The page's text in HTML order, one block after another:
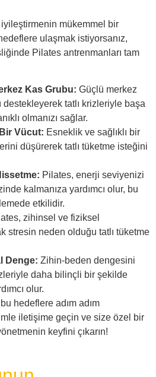
iyileştirmenin mükemmel bir
ulaşmak istiyorsanız,
Pilates antrenmanları tam
Kas Grubu: Güçlü merkez
destekleyerek tatlı krizleriyle başa
olmanızı sağlar.
Vücut: Esneklik ve sağlıklı bir
düşürerek tatlı tüketme isteğini
Pilates, enerji seviyenizi
kalmanıza yardımcı olur, bu
etkilidir.
zihinsel ve fiziksel
stresin neden olduğu tatlı tüketme
Denge: Zihin-beden dengesini
daha bilinçli bir şekilde
olur.
hedeflere adım adım
iletişime geçin ve size özel bir
keyfini çıkarın!